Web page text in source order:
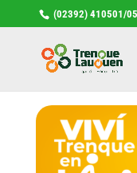
(02392) 410501/05